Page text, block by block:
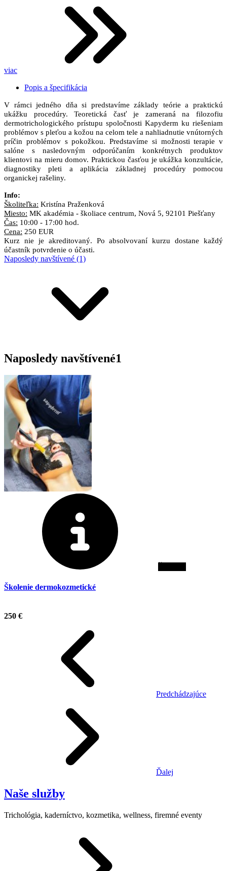
viac
Popis a špecifikácia
V rámci jedného dňa si predstavíme základy teórie a praktickú
ukážku procedúry. Teoretická časť je zameraná na filozofiu
dermotrichologického prístupu spoločnosti Kapyderm ku riešeniam
problémov s pleťou a kožou na celom tele a nahliadnutie vnútorných
príčin problémov s pokožkou. Predstavíme si možnosti terapie v
salóne s nasledovným odporúčaním konkrétnych produktov
klientovi na mieru domov. Praktickou časťou je ukážka konzultácie,
diagnostiky pleti a aplikácia základnej procedúry pomocou
organickej rašeliny.
Info:
Školiteľka: Kristína Praženková
Miesto: MK akadémia - školiace centrum, Nová 5, 92101 Piešťany
Čas: 10:00 - 17:00 hod.
Cena: 250 EUR
Kurz nie je akreditovaný. Po absolvovaní kurzu dostane každý
účastník potvrdenie o účasti.
Naposledy navštívené (1)
Naposledy navštívené1
Školenie dermokozmetické
250 €
Predchádzajúce
Ďalej
Naše služby
Trichológia, kaderníctvo, kozmetika, wellness, firemné eventy